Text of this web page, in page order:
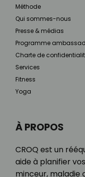
À PROPOS
CROQ est un
aide à planifier
minceur, maladie
Méthode
Qui sommes-nous
Presse & médias
Programme
Charte de
Services
Fitness
Yoga